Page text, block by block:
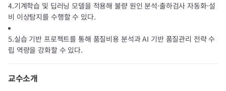
4.기계학습 및 딥러닝 모델을 적용해 불량 원인 분석·출하검사 자동화·설
비 이상탐지를 수행할 수 있다.
5.실습 기반 프로젝트를 통해 품질비용 분석과 AI 기반 품질관리 전략 수
립 역량을 강화할 수 있다.
교수소개